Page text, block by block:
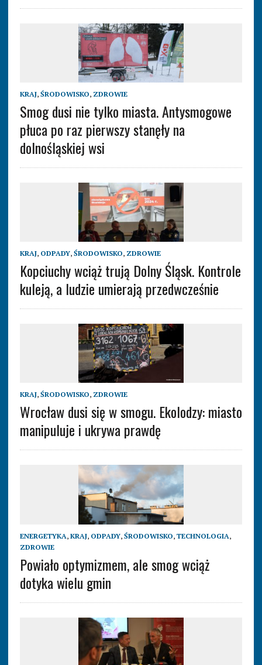
KRAJ, ŚRODOWISKO, ZDROWIE
Smog dusi nie tylko miasta. Antysmogowe
płuca po raz pierwszy stanęły na
dolnośląskiej wsi
KRAJ, ODPADY, ŚRODOWISKO, ZDROWIE
Kopciuchy wciąż trują Dolny Śląsk. Kontrole
kuleją, a ludzie umierają przedwcześnie
KRAJ, ŚRODOWISKO, ZDROWIE
Wrocław dusi się w smogu. Ekolodzy: miasto
manipuluje i ukrywa prawdę
ENERGETYKA, KRAJ, ODPADY, ŚRODOWISKO, TECHNOLOGIA,
ZDROWIE
Powiało optymizmem, ale smog wciąż
dotyka wielu gmin